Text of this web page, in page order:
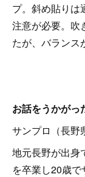
プ。斜め貼りは
注意が必要。吹
たが、バランス
お話をうかが
サンプロ（長野
地元長野が出身
を卒業し20歳